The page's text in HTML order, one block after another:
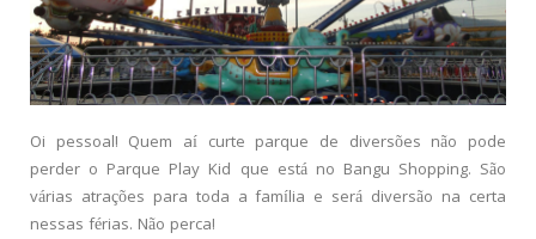
Oi pessoal! Quem aí curte parque de diversões não pode
perder o Parque Play Kid que está no Bangu Shopping. São
várias atrações para toda a família e será diversão na certa
nessas férias. Não perca!